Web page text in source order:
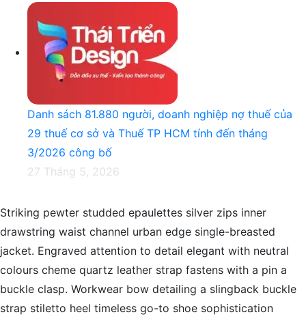
Danh sách 81.880‬ người, doanh nghiệp nợ thuế của
29 thuế cơ sở và Thuế TP HCM tính đến tháng
3/2026 công bố
27 Tháng 5, 2026
Striking pewter studded epaulettes silver zips inner
drawstring waist channel urban edge single-breasted
jacket. Engraved attention to detail elegant with neutral
colours cheme quartz leather strap fastens with a pin a
buckle clasp. Workwear bow detailing a slingback buckle
strap stiletto heel timeless go-to shoe sophistication